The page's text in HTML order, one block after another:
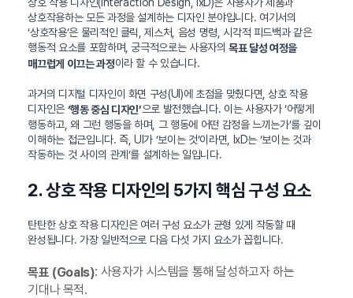
상호작용하는 모든 과정을 설계하는 디자인 분야입니다. 여기서의
‘상호작용’은 물리적인 클릭, 제스처, 음성 명령, 시각적 피드백과 같은
행동적 요소를 포함하며, 궁극적으로는 사용자의목표 달성 여정을
매끄럽게 이끄는 과정이라 할 수 있습니다.
과거의 디지털 디자인이 화면 구성(UI)에 초점을 맞췄다면, 상호 작용
디자인은 ‘행동 중심 디자인’으로 발전했습니다. 이는 사용자가 ‘어떻게
행동하고, 왜 그런 행동을 하며, 그 행동에 어떤 감정을 느끼는가’를 깊이
이해하는 접근입니다. 즉, UI가 ‘보이는 것’이라면, IxD는 ‘보이는 것과
작동하는 것 사이의 관계’를 설계하는 일입니다.
2. 상호 작용 디자인의 5가지 핵심 구성 요소
탄탄한 상호 작용 디자인은 여러 구성 요소가 균형 있게 작동할 때
완성됩니다. 가장 일반적으로 다음 다섯 가지 요소가 꼽힙니다.
목표 (Goals): 사용자가 시스템을 통해 달성하고자 하는
기대나 목적.